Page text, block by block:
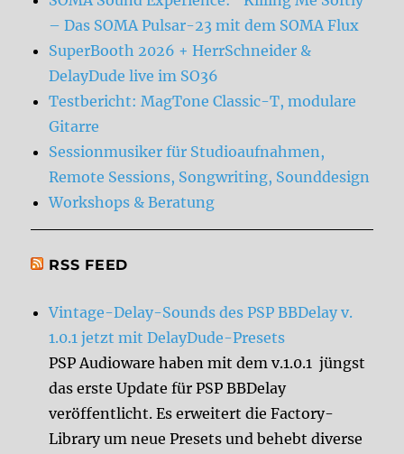
– Das SOMA Pulsar-23 mit dem SOMA Flux
SuperBooth 2026 + HerrSchneider &
DelayDude live im SO36
Testbericht: MagTone Classic-T, modulare
Gitarre
Sessionmusiker für Studioaufnahmen,
Remote Sessions, Songwriting, Sounddesign
Workshops & Beratung
RSS FEED
Vintage-Delay-Sounds des PSP BBDelay v.
1.0.1 jetzt mit DelayDude-Presets
PSP Audioware haben mit dem v.1.0.1 jüngst
das erste Update für PSP BBDelay
veröffentlicht. Es erweitert die Factory-
Library um neue Presets und behebt diverse